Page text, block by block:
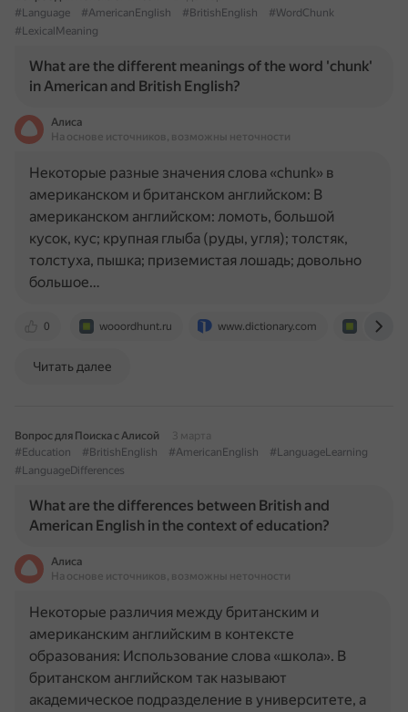
#Language
#AmericanEnglish #BritishEnglish
#WordChunk
#LexicalMeaning
What are the different meanings of the word 'chunk'
in American and British English?
Алиса
На основе источников, возможны неточности
0 wooordhunt.ru www.dictionary.com
Некоторые разные значения слова «chunk» в
американском и британском английском: В
американском английском: ломоть, большой
кусок, кус; крупная глыба (руды, угля); толстяк,
толстуха, пышка; приземистая лошадь; довольно
большое…
Читать далее
Вопрос для Поиска с Алисой
3 марта
#Education
#BritishEnglish #AmericanEnglish
#LanguageLearning
#LanguageDifferences
What are the differences between British and
American English in the context of education?
Алиса
На основе источников, возможны неточности
Некоторые различия между британским и
американским английским в контексте
образования: Использование слова «школа». В
британском английском так называют
академическое подразделение в университете, а